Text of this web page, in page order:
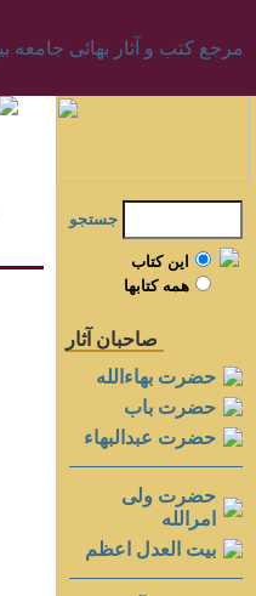
جستجو
اين کتاب
همه کتابها
صاحبان آثار
حضرت بهاءالله
حضرت باب
حضرت عبدالبهاء
حضرت ولی
امرالله
بيت العدل اعظم